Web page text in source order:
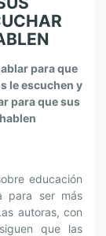
para que
le escuchen y
para que sus
educación
para ser más
autoras, con
que las